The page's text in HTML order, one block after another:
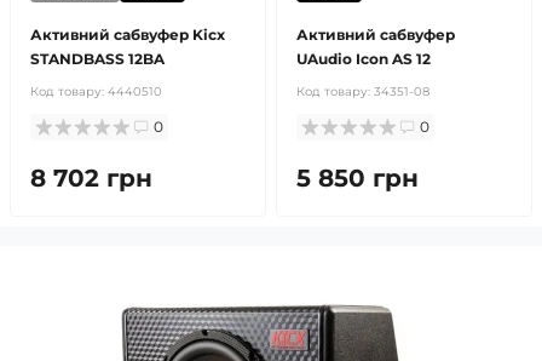
Активний сабвуфер Kicx
STANDBASS 12BA
Код товару: 4440510
0
8 702 грн
Активний сабвуфер
UAudio Icon AS 12
Код товару: 34351-08
0
5 850 грн